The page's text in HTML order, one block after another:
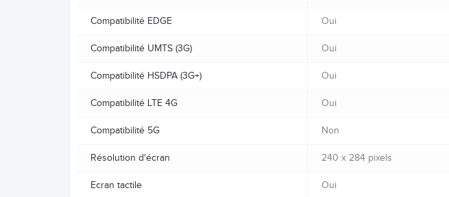
Compatibilité EDGE Oui
Compatibilité UMTS (3G) Oui
Compatibilité HSDPA (3G+) Oui
Compatibilité LTE 4G Oui
Compatibilité 5G Non
Résolution d'écran 240 x 284 pixels
Ecran tactile Oui